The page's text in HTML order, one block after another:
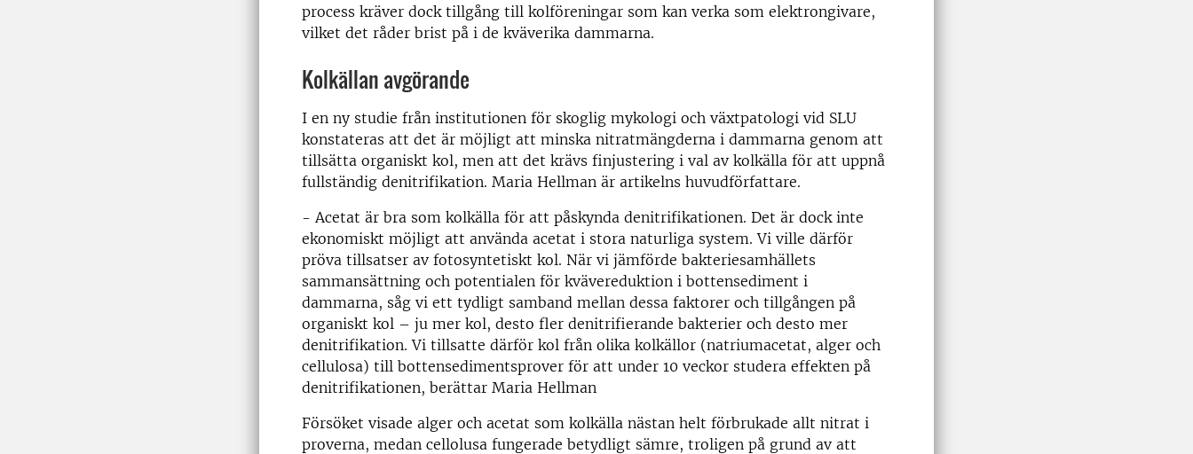
process kräver dock tillgång till kolföreningar som kan verka som elektrongivare,
vilket det råder brist på i de kväverika dammarna.
Kolkällan avgörande
I en ny studie från institutionen för skoglig mykologi och växtpatologi vid SLU
konstateras att det är möjligt att minska nitratmängderna i dammarna genom att
tillsätta organiskt kol, men att det krävs finjustering i val av kolkälla för att uppnå
fullständig denitrifikation. Maria Hellman är artikelns huvudförfattare.
- Acetat är bra som kolkälla för att påskynda denitrifikationen. Det är dock inte
ekonomiskt möjligt att använda acetat i stora naturliga system. Vi ville därför
pröva tillsatser av fotosyntetiskt kol. När vi jämförde bakteriesamhällets
sammansättning och potentialen för kvävereduktion i bottensediment i
dammarna, såg vi ett tydligt samband mellan dessa faktorer och tillgången på
organiskt kol – ju mer kol, desto fler denitrifierande bakterier och desto mer
denitrifikation. Vi tillsatte därför kol från olika kolkällor (natriumacetat, alger och
cellulosa) till bottensedimentsprover för att under 10 veckor studera effekten på
denitrifikationen, berättar Maria Hellman
Försöket visade alger och acetat som kolkälla nästan helt förbrukade allt nitrat i
proverna, medan cellolusa fungerade betydligt sämre, troligen på grund av att